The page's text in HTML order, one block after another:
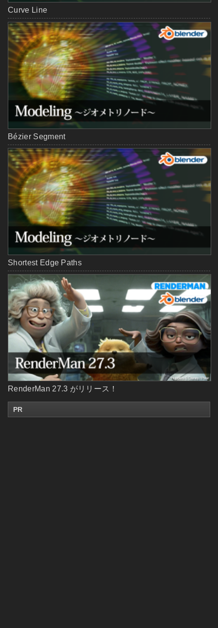
Curve Line
Bézier Segment
Shortest Edge Paths
RenderMan 27.3 がリリース！
PR